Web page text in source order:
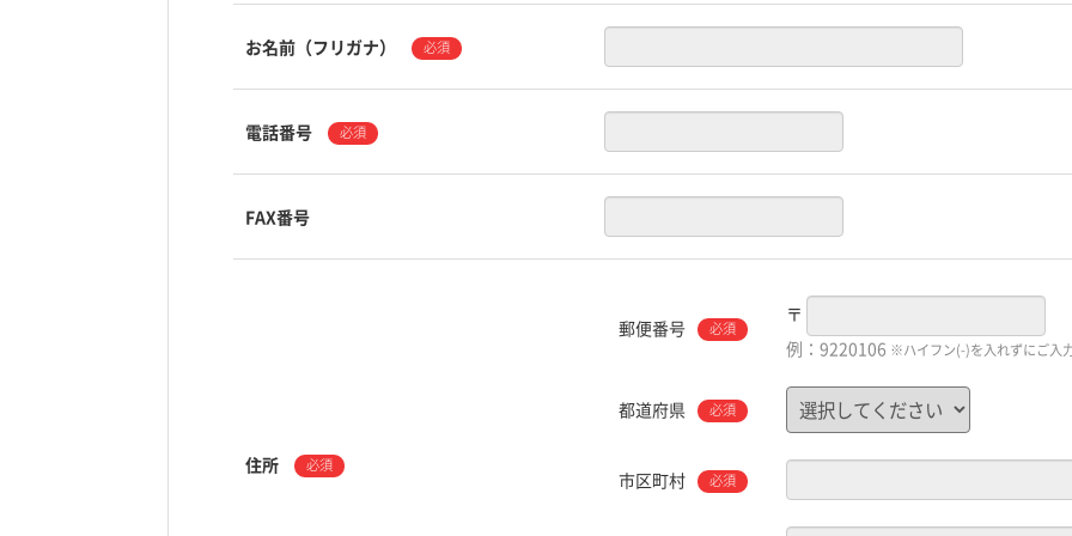
お名前（フリガナ） 必須
電話番号 必須
FAX番号
住所 必須
郵便番号 必須
〒
例：9220106 ※ハイフン(-)を入れずにご入力
都道府県 必須
市区町村 必須